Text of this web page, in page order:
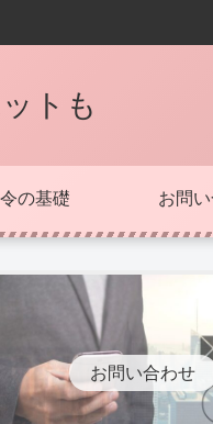
トも
の基礎 お問
お問い合わせ